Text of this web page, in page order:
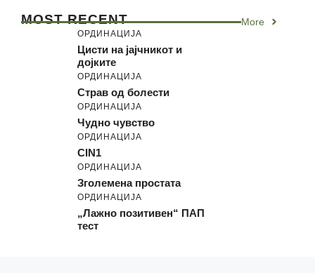
MOST RECENT More
ОРДИНАЦИЈА
Цисти на јајчникот и
дојките
ОРДИНАЦИЈА
Страв од болести
ОРДИНАЦИЈА
Чудно чувство
ОРДИНАЦИЈА
CIN1
ОРДИНАЦИЈА
Зголемена простата
ОРДИНАЦИЈА
„Лажно позитивен“ ПАП
тест